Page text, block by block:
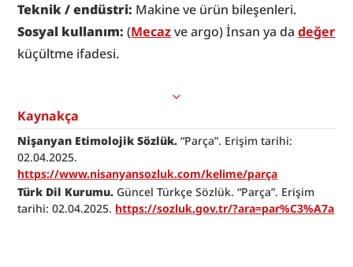
Teknik / endüstri: Makine ve ürün bileşenleri.
Sosyal kullanım: (Mecaz ve argo) İnsan ya da değer
küçültme ifadesi.
Kaynakça
Nişanyan Etimolojik Sözlük. “Parça”. Erişim tarihi:
https://www.nisanyansozluk.com/kelime/parça
Türk Dil Kurumu. Güncel Türkçe Sözlük. “Parça”. Erişim
tarihi: 02.04.2025. https://sozluk.gov.tr/?ara=par%C3%A7a